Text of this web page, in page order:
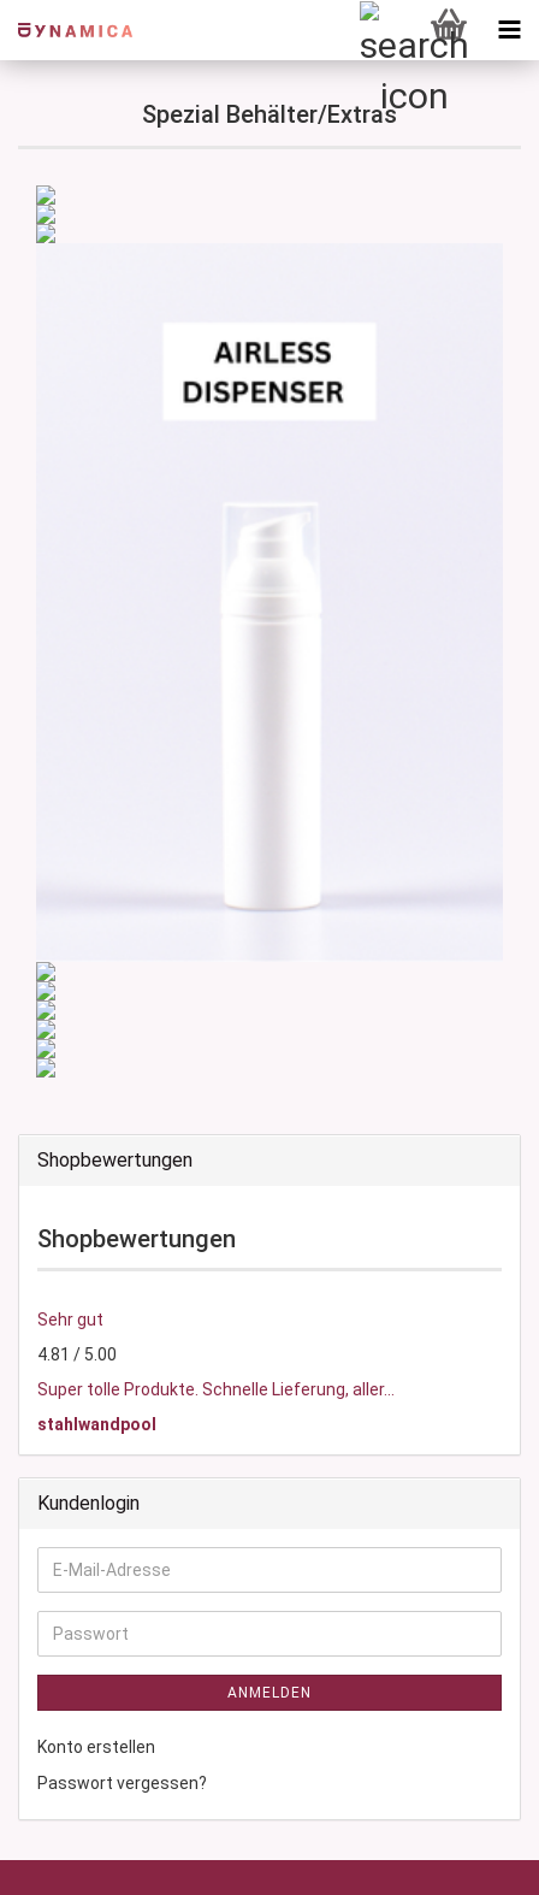
Spezial Behälter/Extras
Shopbewertungen
Shopbewertungen
Sehr gut
4.81 / 5.00
Super tolle Produkte. Schnelle Lieferung, aller...
stahlwandpool
Kundenlogin
E-
Mail-
Adresse
Passwort
ANMELDEN
Konto erstellen
Passwort vergessen?